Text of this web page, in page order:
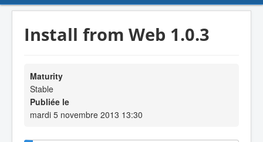
Install from Web 1.0.3
Maturity
Stable
Publiée le
mardi 5 novembre 2013 13:30